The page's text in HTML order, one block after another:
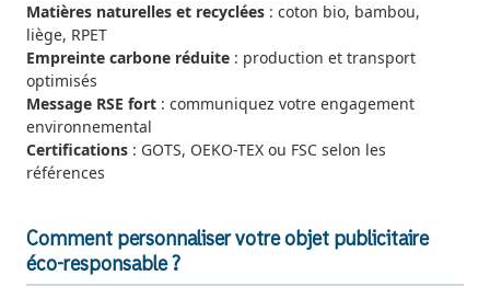
Matières naturelles et recyclées : coton bio, bambou,
liège, RPET
Empreinte carbone réduite : production et transport
optimisés
Message RSE fort : communiquez votre engagement
environnemental
Certifications : GOTS, OEKO-TEX ou FSC selon les
références
Comment personnaliser votre objet publicitaire
éco-responsable ?